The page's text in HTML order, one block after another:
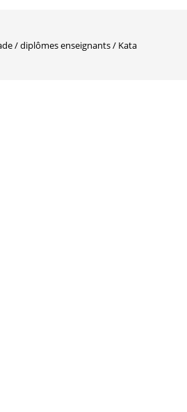
/ diplômes enseignants / Kata